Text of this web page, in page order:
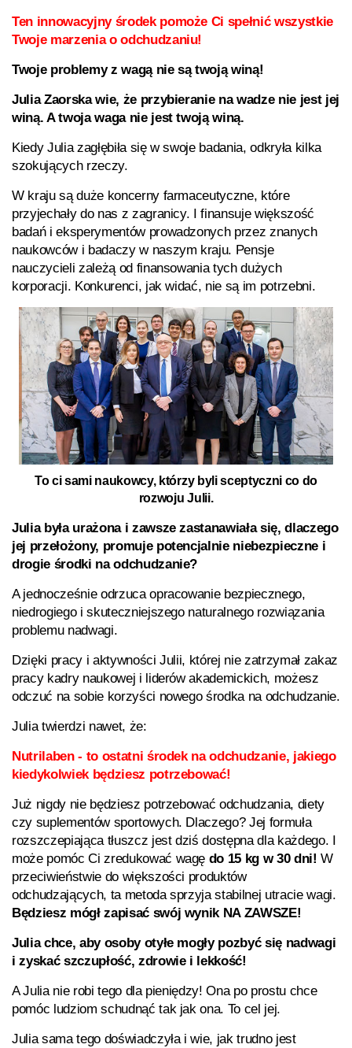
Ten innowacyjny środek pomoże Ci spełnić wszystkie
Twoje marzenia o odchudzaniu!
Twoje problemy z wagą nie są twoją winą!
Julia Zaorska wie, że przybieranie na wadze nie jest jej
winą. A twoja waga nie jest twoją winą.
Kiedy Julia zagłębiła się w swoje badania, odkryła kilka
szokujących rzeczy.
W kraju są duże koncerny farmaceutyczne, które
przyjechały do nas z zagranicy. I finansuje większość
badań i eksperymentów prowadzonych przez znanych
naukowców i badaczy w naszym kraju. Pensje
nauczycieli zależą od finansowania tych dużych
korporacji. Konkurenci, jak widać, nie są im potrzebni.
To ci sami naukowcy, którzy byli sceptyczni co do
rozwoju Julii.
Julia była urażona i zawsze zastanawiała się, dlaczego
jej przełożony, promuje potencjalnie niebezpieczne i
drogie środki na odchudzanie?
A jednocześnie odrzuca opracowanie bezpiecznego,
niedrogiego i skuteczniejszego naturalnego rozwiązania
problemu nadwagi.
Dzięki pracy i aktywności Julii, której nie zatrzymał zakaz
pracy kadry naukowej i liderów akademickich, możesz
odczuć na sobie korzyści nowego środka na odchudzanie.
Julia twierdzi nawet, że:
Nutrilaben- to ostatni środek na odchudzanie, jakiego
kiedykolwiek będziesz potrzebować!
Już nigdy nie będziesz potrzebować odchudzania, diety
czy suplementów sportowych. Dlaczego? Jej formuła
rozszczepiająca tłuszcz jest dziś dostępna dla każdego. I
może pomóc Ci zredukować wagę do 15 kg w 30 dni!W
przeciwieństwie do większości produktów
odchudzających, ta metoda sprzyja stabilnej utracie wagi.
Będziesz mógł zapisać swój wynik NA ZAWSZE!
Julia chce, aby osoby otyłe mogły pozbyć się nadwagi
i zyskać szczupłość, zdrowie i lekkość!
A Julia nie robi tego dla pieniędzy! Ona po prostu chce
pomóc ludziom schudnąć tak jak ona. To cel jej.
Julia sama tego doświadczyła i wie, jak trudno jest